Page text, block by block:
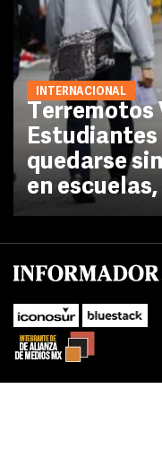
INTERNACIONAL
Terremotos
Estudiantes
quedarse
en